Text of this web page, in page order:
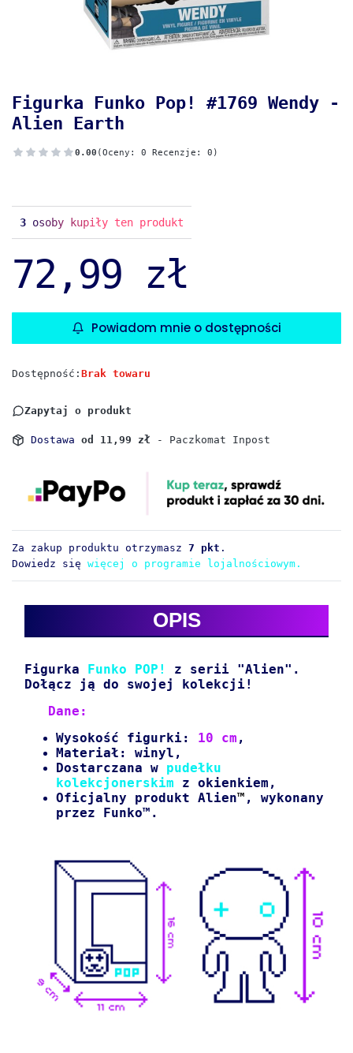
Figurka Funko Pop! #1769 Wendy -
Alien Earth
0.00 (Oceny: 0 Recenzje: 0)
3 osoby kupiły ten produkt
72,99 zł
Powiadom mnie o dostępności
Dostępność: Brak towaru
Zapytaj o produkt
Dostawa od 11,99 zł - Paczkomat Inpost
Za zakup produktu otrzymasz 7 pkt .
Dowiedz się więcej o programie lojalnościowym.
OPIS
Figurka Funko POP!
z serii "Alien".
Dołącz ją do swojej kolekcji!
Dane:
Wysokość figurki: 10 cm ,
Materiał: winyl,
Dostarczana w pudełku
kolekcjonerskim z okienkiem,
Oficjalny produkt Alien™ , wykonany
przez Funko™.